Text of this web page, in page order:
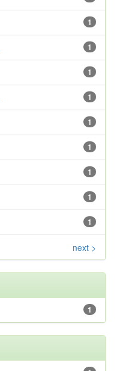
1
1
1
1
1
1
1
1
1
next >
1